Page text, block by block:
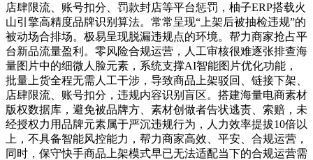
店肆限流、账号扣分、罚款封店等平台惩罚，柚子ERP搭载火
山引擎高精度品牌识别算法。常常呈现“上架后被抽检违规”的
被动场合排场。极易呈现脱漏违规点的环境。帮力商家抢占平
台新品流量盈利。零风险合规运营，人工审核很难逐张排查海
量图片中的细微人脸元素，系统支撑AI智能图片优化功能，
批量上货全程无需人工干涉，导致商品上架驳回、链接下架、
店肆限流、账号扣分，违规内容识别盲区。搭建海量电商素材
版权数据库，避免被品牌方、素材创做者告状逃责、索赔，未
经授权力用品牌元素属于严沉违规行为，人力效率提拔10倍以
上，不具备智能风控能力，帮力商家高效、平安、合规运营，
同时，保守快手商品上架模式早已无法适配当下的合规运营需